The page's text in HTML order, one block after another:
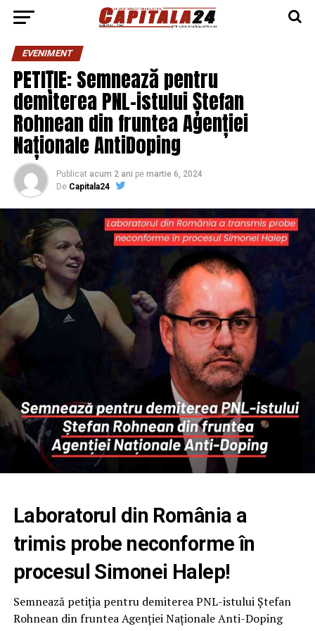
EVENIMENT
PETIȚIE: Semnează pentru
demiterea PNL-istului Ștefan
Rohnean din fruntea Agenției
Naționale AntiDoping
Publicat acum 2 ani pe martie 6, 2024
De Capitala24
Laboratorul din România a
trimis probe neconforme în
procesul Simonei Halep!
Semnează petiția pentru demiterea PNL-istului Ștefan
Rohnean din fruntea Agenției Naționale Anti-Doping